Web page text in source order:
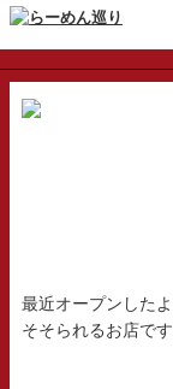
最近オープンした
そそられるお店で